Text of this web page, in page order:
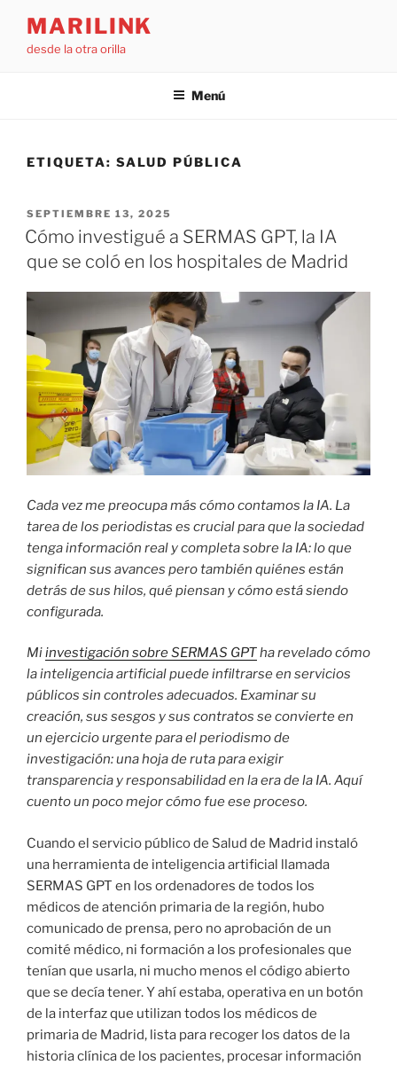
contenido
MARILINK
desde la otra orilla
Menú
ETIQUETA: SALUD PÚBLICA
PUBLICADO
EL
SEPTIEMBRE 13, 2025
Cómo investigué a SERMAS GPT, la IA
que se coló en los hospitales de Madrid
Cada vez me preocupa más cómo contamos la IA. La
tarea de los periodistas es crucial para que la sociedad
tenga información real y completa sobre la IA: lo que
significan sus avances pero también quiénes están
detrás de sus hilos, qué piensan y cómo está siendo
configurada.
Miinvestigación sobre SERMAS GPTha revelado cómo
la inteligencia artificial puede infiltrarse en servicios
públicos sin controles adecuados. Examinar su
creación, sus sesgos y sus contratos se convierte en
un ejercicio urgente para el periodismo de
investigación: una hoja de ruta para exigir
transparencia y responsabilidad en la era de la IA. Aquí
cuento un poco mejor cómo fue ese proceso.
Cuando el servicio público de Salud de Madrid instaló
una herramienta de inteligencia artificial llamada
SERMAS GPT en los ordenadores de todos los
médicos de atención primaria de la región, hubo
comunicado de prensa, pero no aprobación de un
comité médico, ni formación a los profesionales que
tenían que usarla, ni mucho menos el código abierto
que se decía tener. Y ahí estaba, operativa en un botón
de la interfaz que utilizan todos los médicos de
primaria de Madrid, lista para recoger los datos de la
historia clínica de los pacientes, procesar información